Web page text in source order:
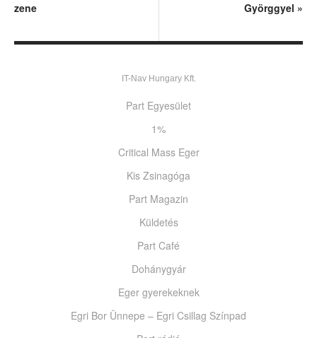
zene
Györggyel »
IT-Nav Hungary Kft.
Part Egyesület
1%
Critical Mass Eger
Kis Zsinagóga
Part Magazin
Küldetés
Part Café
Dohánygyár
Eger gyerekeknek
Egri Bor Ünnepe – Egri Csillag Színpad